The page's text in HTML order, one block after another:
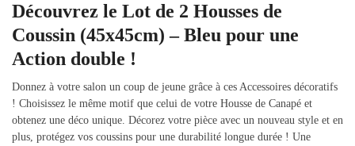
Découvrez le Lot de 2 Housses de
Coussin (45x45cm) – Bleu pour une
Action double !
Donnez à votre salon un coup de jeune grâce à ces Accessoires décoratifs
! Choisissez le même motif que celui de votre Housse de Canapé et
obtenez une déco unique. Décorez votre pièce avec un nouveau style et en
plus, protégez vos coussins pour une durabilité longue durée ! Une